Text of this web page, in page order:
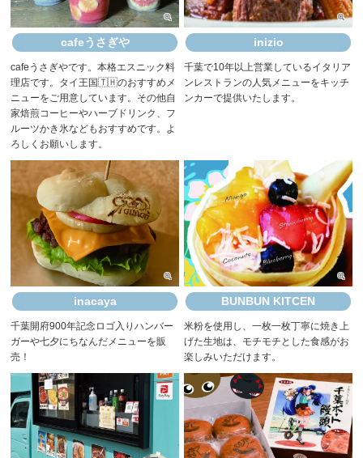
cafeうさぎや
cafeうさぎやです。本格エスニック料
理店です。タイ王国🇹🇭のおすすめメ
ニューをご用意しています。その他自
家焙煎コーヒーやハーブドリンク、フ
ルーツかき氷などもおすすめです。よ
ろしくお願いします。
inizio
千葉で10年以上営業しているイタリア
ンレストランの人気メニューをキッチ
ンカーで提供いたします。
inacaya
千葉開府900年記念ロゴ入りハンバー
ガーや七夕にちなんだメニューを販
売！
BUNBUN KITCEN
米粉を使用し、一枚一枚丁寧に焼き上
げた生地は、モチモチとした食感がお
楽しみいただけます。